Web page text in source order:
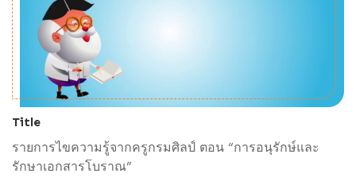
Title
รายการไขความรู้จากครูกรมศิลป์ ตอน “การอนุรักษ์และ
รักษาเอกสารโบราณ”